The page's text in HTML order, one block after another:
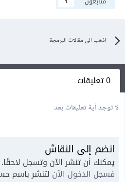
اذهب الى مقالات البرمجة
0 تعليقات
لا توجد أية تعليقات بعد
انضم إلى النقاش
يمكنك أن تنشر الآن وتسجل
فسجل الدخول الآن لتنشر باسم